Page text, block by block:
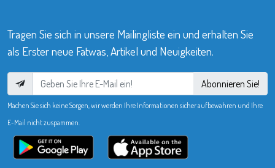
Tragen Sie sich in unsere Mailingliste ein und erhalten Sie
als Erster neue Fatwas, Artikel und Neuigkeiten.
Abonnieren Sie!
Machen Sie sich keine Sorgen, wir werden Ihre Informationen sicher aufbewahren und Ihre
E-Mail nicht zuspammen.